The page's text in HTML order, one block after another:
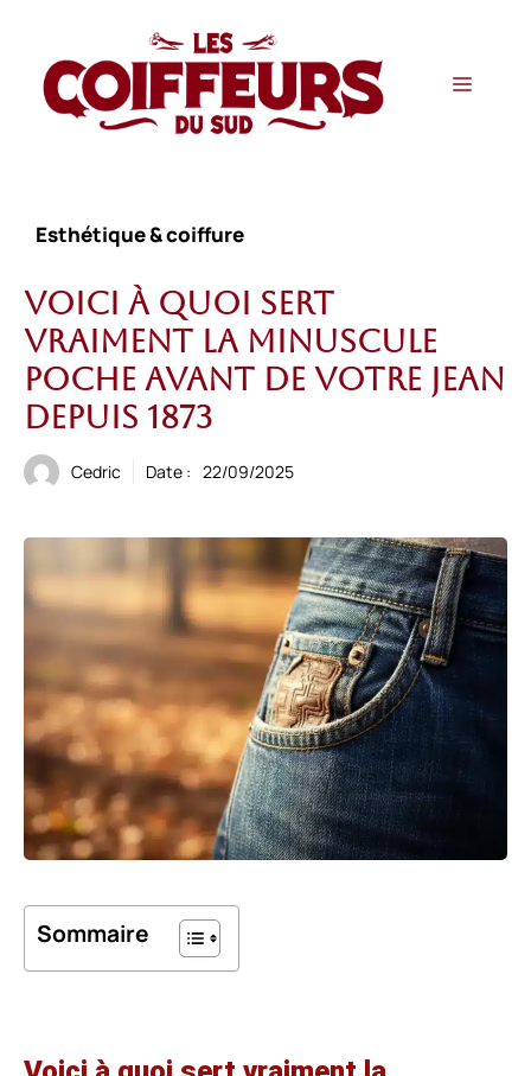
contenu
Menu
Esthétique & coiffure
Voici à quoi sert
vraiment la minuscule
poche avant de votre jean
depuis 1873
Cedric Date : 22/09/2025
Sommaire